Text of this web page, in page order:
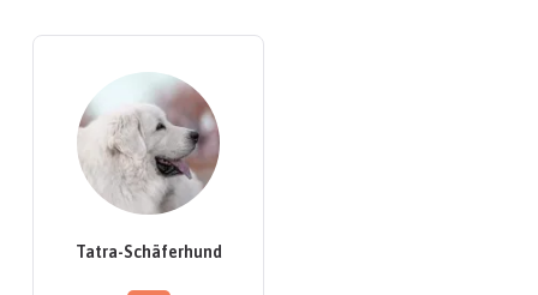
Tatra-Schäferhund